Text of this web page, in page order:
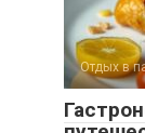
Отдых в